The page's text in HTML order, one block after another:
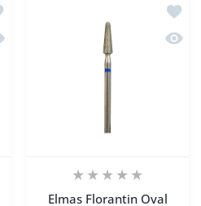
listesine ekle Elmas Florantin
Görünüm Elmas Florantin Sivri
İstek
Hızlı
Elmas Florantin Oval